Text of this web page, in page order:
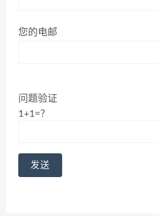
您的电邮
问题验证
1+1=？